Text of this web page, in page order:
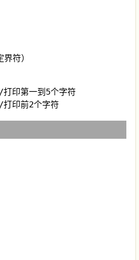
符）
印第一到5个字符
印前2个字符